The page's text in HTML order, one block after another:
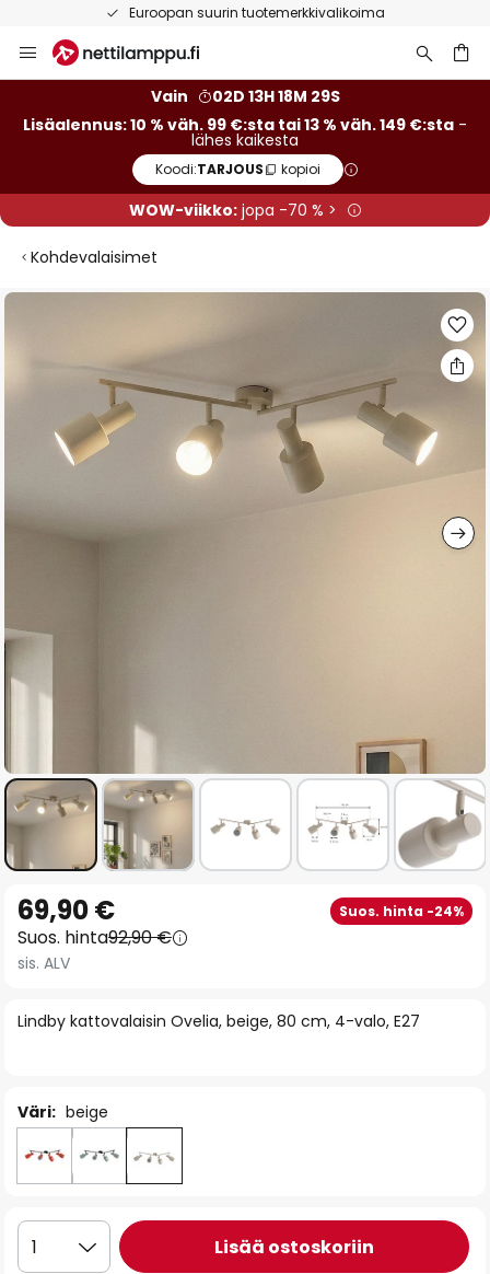
Euroopan suurin tuotemerkkivalikoima
to
Vain
02D 13H 18M 29S
Lisäalennus: 10 % väh. 99 €:sta tai 13 % väh. 149 €:sta -
lähes kaikesta
Koodi:TARJOUS kopioi
WOW-viikko:jopa -70 % >
Kohdevalaisimet
Skip
to
the
beginning
the
Lindby kattovalaisin Ovelia, beige, 80 cm, 4-valo, E27
69,90 € Suos. hinta -24%
Suos. hinta92,90 €
sis. ALV
Väri: beige
1 Lisää ostoskoriin